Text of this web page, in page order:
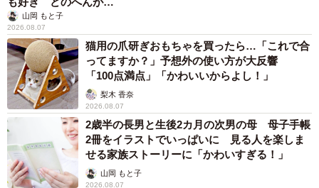
「こんなかわいい子おるん！？」大阪出身のUHB26歳アナが話
題…父は元プロ野球選手 「アイドルさんよりかわいい」「め